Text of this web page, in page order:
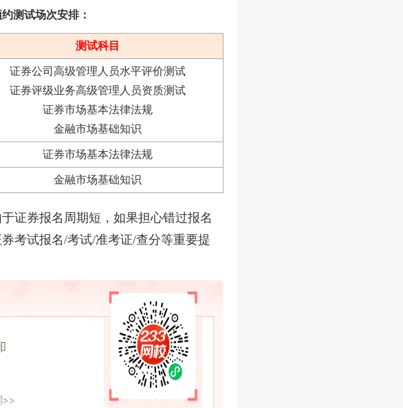
测试场次安排：
测试科目
证券公司高级管理人员水平评价测试
证券评级业务高级管理人员资质测试
证券市场基本法律法规
金融市场基础知识
证券市场基本法律法规
金融市场基础知识
证券报名周期短，如果担心错过报名
考试报名/考试/准考证/查分等重要提